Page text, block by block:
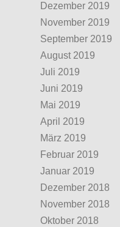
Dezember 2019
November 2019
September 2019
August 2019
Juli 2019
Juni 2019
Mai 2019
April 2019
März 2019
Februar 2019
Januar 2019
Dezember 2018
November 2018
Oktober 2018